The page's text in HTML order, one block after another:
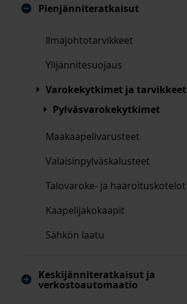
Pienjänniteratkaisut
Ilmajohtotarvikkeet
Ylijännitesuojaus
Varokekytkimet ja tarvikkeet
Pylväsvarokekytkimet
Maakaapelivarusteet
Valaisinpylväskalusteet
Talovaroke- ja haaroituskotelot
Kaapelijakokaapit
Sähkön laatu
Keskijänniteratkaisut ja
verkostoautomaatio